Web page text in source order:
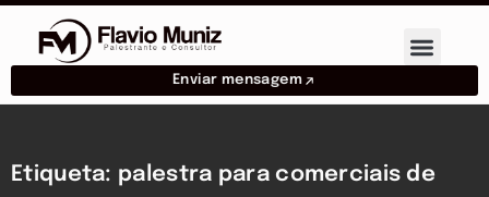
Enviar mensagem
Etiqueta: palestra para comerciais de